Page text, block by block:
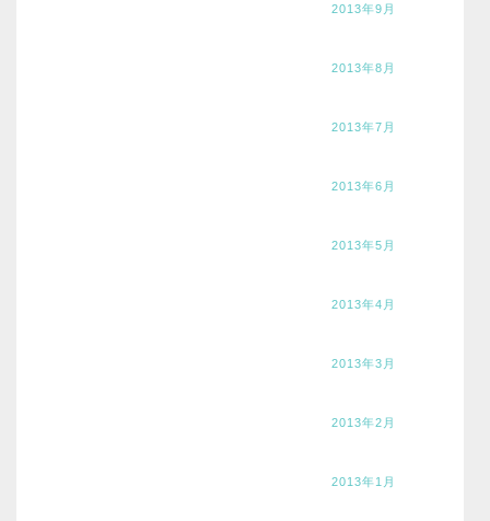
2013年9月
2013年8月
2013年7月
2013年6月
2013年5月
2013年4月
2013年3月
2013年2月
2013年1月